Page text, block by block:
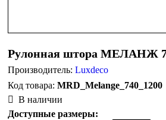
Рулонная штора МЕЛАНЖ
Производитель:Luxdeco
MRD_Melange_740_1200
В наличии
Доступные размеры: